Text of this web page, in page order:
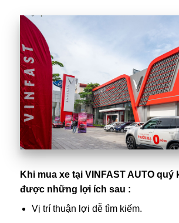
Khi mua xe tại VINFAST AUTO quý
được những lợi ích sau :
Vị trí thuận lợi dễ tìm kiếm.